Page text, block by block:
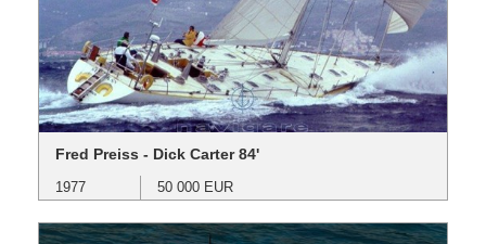
Fred Preiss - Dick Carter 84'
1977 50 000 EUR